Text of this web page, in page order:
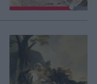
Loaded: